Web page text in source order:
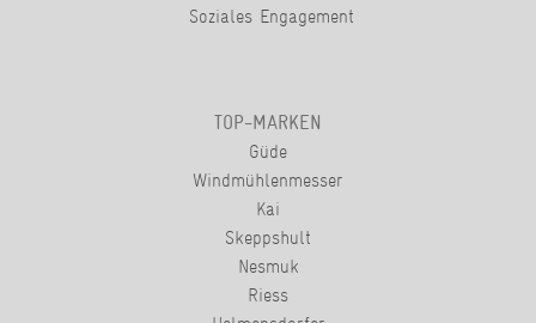
Soziales Engagement
TOP-MARKEN
Güde
Windmühlenmesser
Kai
Skeppshult
Nesmuk
Riess